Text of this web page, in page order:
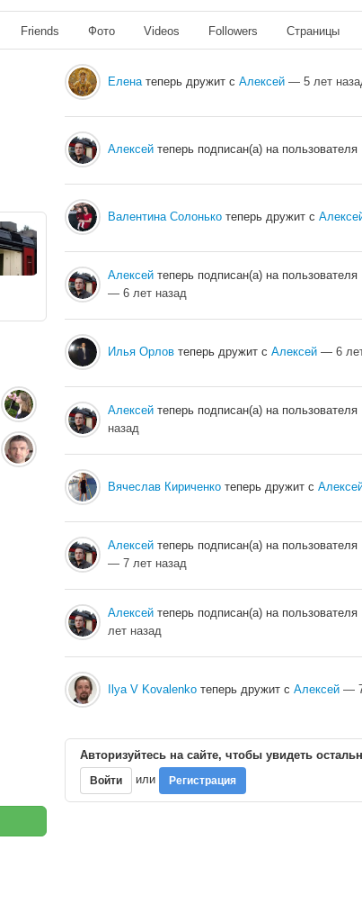
Friends Фото Videos Followers Страницы
Елена теперь дружит с Алексей — 5 лет
Алексей теперь подписан(а) на пользователя
Валентина Солонько теперь дружит с
Алексей теперь подписан(а) на пользователя
— 6 лет назад
Илья Орлов теперь дружит с Алексей — 6
Алексей теперь подписан(а) на пользователя
назад
Вячеслав Кириченко теперь дружит с
Алексей теперь подписан(а) на пользователя
— 7 лет назад
Алексей теперь подписан(а) на пользователя
лет назад
Ilya V Kovalenko теперь дружит с Алексей —
Авторизуйтесь на сайте, чтобы увидеть
Войти или Регистрация